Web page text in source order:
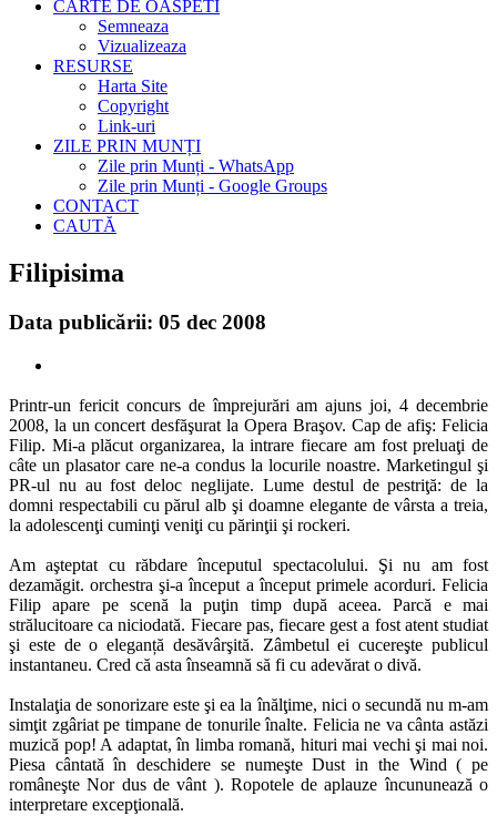
CARTE DE OASPETI
Semneaza
Vizualizeaza
RESURSE
Harta Site
Copyright
Link-uri
ZILE PRIN MUNȚI
Zile prin Munți - WhatsApp
Zile prin Munți - Google Groups
CONTACT
CAUTĂ
Filipisima
Data publicării: 05 dec 2008
Printr-un fericit concurs de împrejurări am ajuns joi, 4 decembrie
2008, la un concert desfăşurat la Opera Braşov. Cap de afiş: Felicia
Filip. Mi-a plăcut organizarea, la intrare fiecare am fost preluaţi de
câte un plasator care ne-a condus la locurile noastre. Marketingul şi
PR-ul nu au fost deloc neglijate. Lume destul de pestriţă: de la
domni respectabili cu părul alb şi doamne elegante de vârsta a treia,
la adolescenţi cuminţi veniţi cu părinţii şi rockeri.
Am aşteptat cu răbdare începutul spectacolului. Şi nu am fost
dezamăgit. orchestra şi-a început a început primele acorduri. Felicia
Filip apare pe scenă la puţin timp după aceea. Parcă e mai
strălucitoare ca niciodată. Fiecare pas, fiecare gest a fost atent studiat
şi este de o eleganță desăvârşită. Zâmbetul ei cucereşte publicul
instantaneu. Cred că asta înseamnă să fi cu adevărat o divă.
Instalaţia de sonorizare este şi ea la înălţime, nici o secundă nu m-am
simţit zgâriat pe timpane de tonurile înalte. Felicia ne va cânta astăzi
muzică pop! A adaptat, în limba romană, hituri mai vechi şi mai noi.
Piesa cântată în deschidere se numeşte Dust in the Wind ( pe
româneşte Nor dus de vânt ). Ropotele de aplauze încununează o
interpretare excepţională.